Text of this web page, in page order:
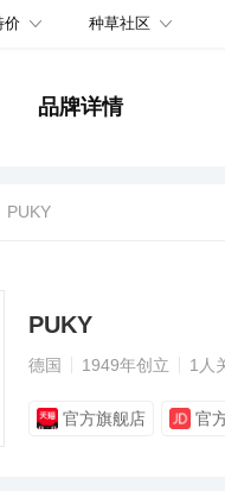
价 种草社区
品牌详情
PUKY
PUKY
德国 1949年创立 1 人
官方旗舰店 官